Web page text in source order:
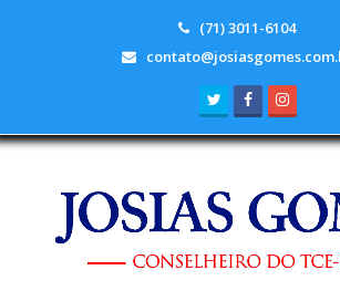
(71) 3011-6104
TwitterFacebook